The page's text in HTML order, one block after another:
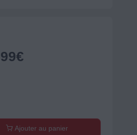
€
Ajouter au panier